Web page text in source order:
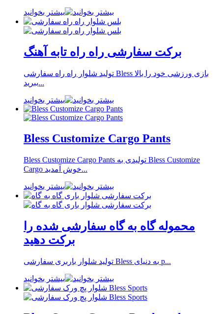
بیشتر بخوانید
برکت سفارشی راه راه تابه آهنگ
تولید شلوار راه راه سفارشی Bless بازی ورزشی خود را بالا
ببرید...
بیشتر بخوانید
Bless Customize Cargo Pants
Bless Customize Cargo Pants تولیدی به Bless Customize
Cargo خوش آمدید...
بیشتر بخوانید
محموله گاه به گاه سفارشی شده را
برکت دهید
تولید شلوار باربری سفارشی Bless به دنیای p...
بیشتر بخوانید